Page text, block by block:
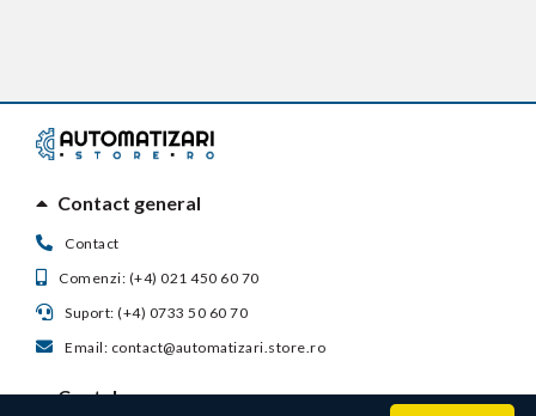
Contact general
Contact
Comenzi: (+4) 021 450 60 70
Suport: (+4) 0733 50 60 70
Email: contact@automatizari.store.ro
Contul meu